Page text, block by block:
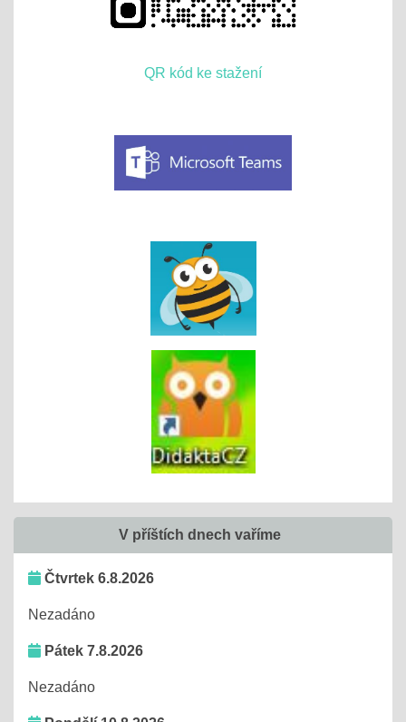
QR kód ke stažení
V příštích dnech vaříme
Čtvrtek 6.8.2026
Nezadáno
Pátek 7.8.2026
Nezadáno